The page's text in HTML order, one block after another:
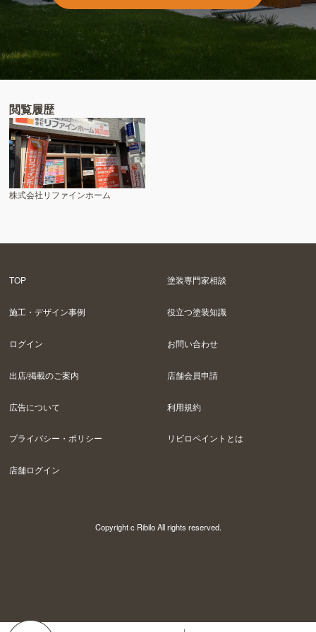
閲覧履歴
株式会社リファインホーム
TOP 塗装専門家相談
施工・デザイン事例 役立つ塗装知識
ログイン お問い合わせ
出店/掲載のご案内 店舗会員申請
広告について 利用規約
プライバシー・ポリシー リビロペイントとは
店舗ログイン
Copyright c Ribilo All rights reserved.